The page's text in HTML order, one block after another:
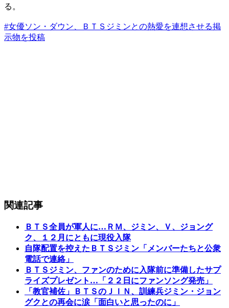
る。
#女優ソン・ダウン、ＢＴＳジミンとの熱愛を連想させる掲
示物を投稿
関連記事
ＢＴＳ全員が軍人に…ＲＭ、ジミン、Ｖ、ジョング
ク、１２月にともに現役入隊
自隊配置を控えたＢＴＳジミン「メンバーたちと公衆
電話で連絡」
ＢＴＳジミン、ファンのために入隊前に準備したサプ
ライズプレゼント…「２２日にファンソング発売」
「教官補佐」ＢＴＳのＪＩＮ、訓練兵ジミン・ジョン
グクとの再会に涙「面白いと思ったのに」